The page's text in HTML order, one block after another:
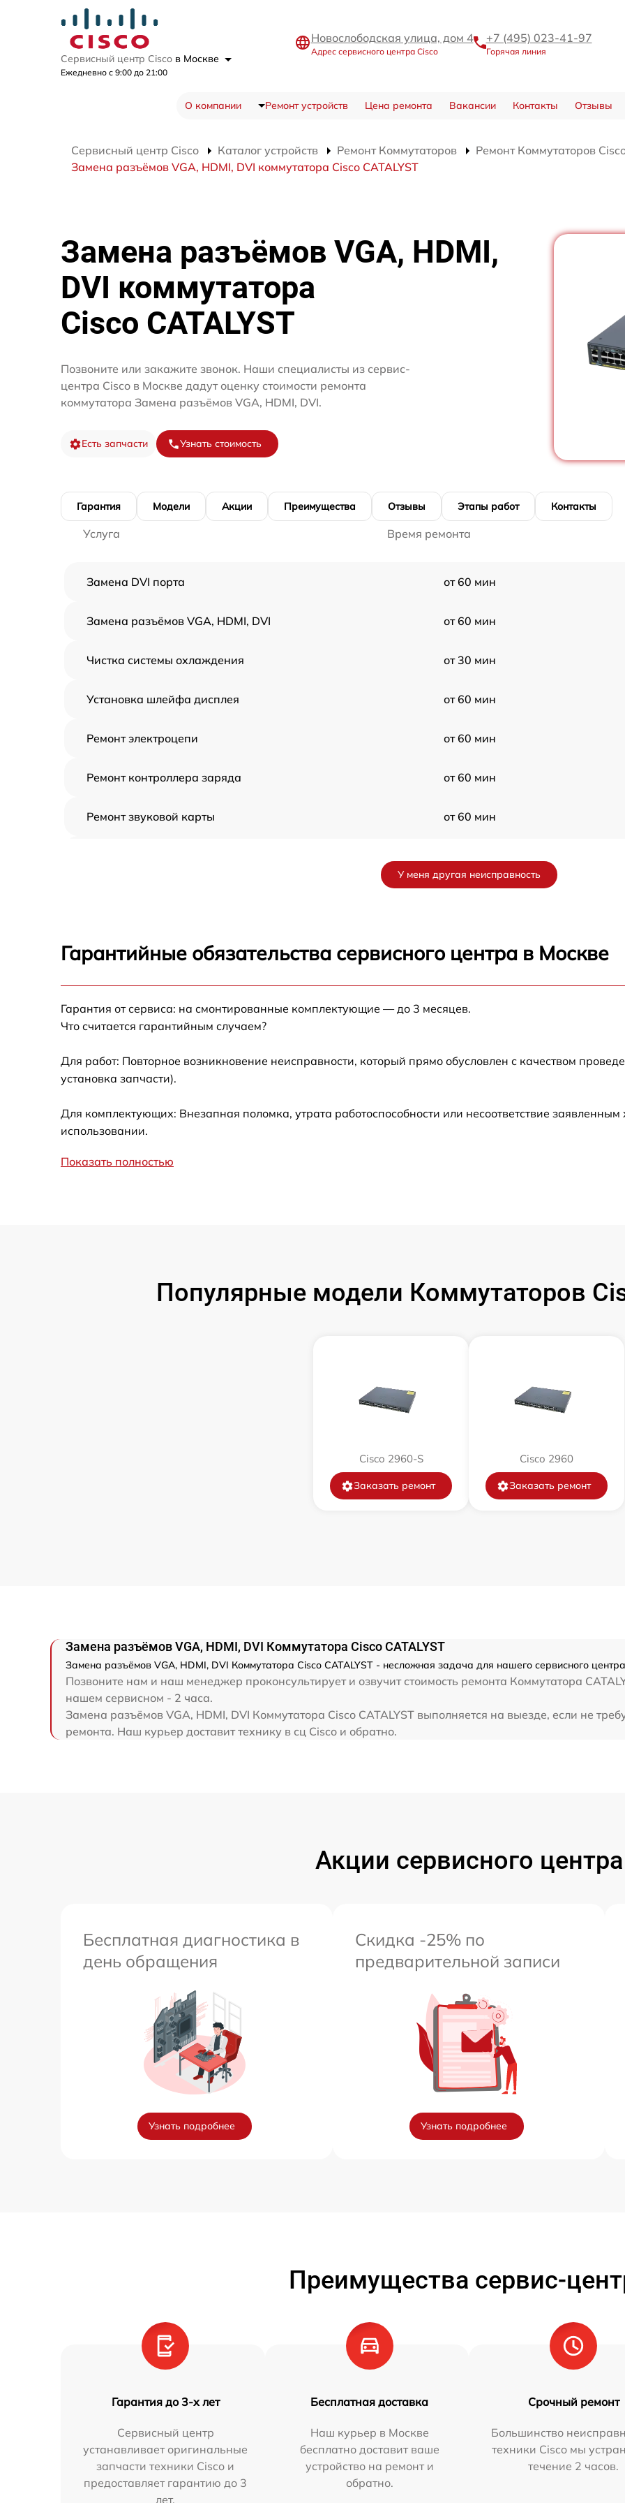
Сервисный центр Cisco в Москве
Ежедневно с 9:00 до 21:00
Новослободская улица, дом 4
Адрес сервисного центра Cisco
+7 (495) 023-41-97
Горячая линия
О компании Ремонт устройств Цена ремонта Вакансии Контакты Отзывы
Сервисный центр Cisco Каталог устройств Ремонт Коммутаторов
Ремонт Коммутаторов
Замена разъёмов VGA, HDMI, DVI коммутатора Cisco CATALYST
Замена разъёмов VGA, HDMI,
DVI коммутатора
Cisco CATALYST
Позвоните или закажите звонок. Наши специалисты из сервис-
центра Cisco в Москве дадут оценку стоимости ремонта
коммутатора Замена разъёмов VGA, HDMI, DVI.
Есть запчасти Узнать стоимость
Гарантия Модели Акции Преимущества Отзывы Этапы работ Контакты
Услуга Время ремонта
Замена DVI порта от 60 мин
Замена разъёмов VGA, HDMI, DVI от 60 мин
Чистка системы охлаждения от 30 мин
Установка шлейфа дисплея от 60 мин
Ремонт электроцепи от 60 мин
Ремонт контроллера заряда от 60 мин
Ремонт звуковой карты от 60 мин
Замена станции airport от 60 мин
Замена аудио выхода
Замена VGA порта
Замена экрана от 60 мин
от 60 мин
У меня другая неисправность
Гарантийные обязательства сервисного центра в Москве
Гарантия от сервиса: на смонтированные комплектующие — до 3 месяцев.
Что считается гарантийным случаем?
Для работ: Повторное возникновение неисправности, который прямо обусловлен с качеством
установка запчасти).
Для комплектующих: Внезапная поломка, утрата работоспособности или несоответствие
использовании.
Показать полностью
Популярные модели Коммутаторов
Cisco 2960-S
Заказать ремонт
Cisco 2960
Заказать ремонт
Замена разъёмов VGA, HDMI, DVI Коммутатора Cisco CATALYST
Замена разъёмов VGA, HDMI, DVI Коммутатора Cisco CATALYST - несложная задача для нашего сервисного
Позвоните нам и наш менеджер проконсультирует и озвучит стоимость ремонта Коммутатора
нашем сервисном - 2 часа.
Замена разъёмов VGA, HDMI, DVI Коммутатора Cisco CATALYST выполняется на выезде, если не
ремонта. Наш курьер доставит технику в сц Cisco и обратно.
Акции сервисного центра
Бесплатная диагностика в
день обращения
Узнать подробнее
Скидка -25% по
предварительной записи
Узнать подробнее
Преимущества сервис-
Гарантия до 3-х лет
Сервисный центр
устанавливает оригинальные
запчасти техники Cisco и
предоставляет гарантию до 3
лет.
Бесплатная доставка
Наш курьер в Москве
бесплатно доставит ваше
устройство на ремонт и
обратно.
Срочный ремонт
Большинство
техники Cisco мы
течение 2 часов.